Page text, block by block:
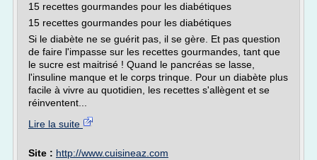
15 recettes gourmandes pour les diabétiques
15 recettes gourmandes pour les diabétiques
Si le diabète ne se guérit pas, il se gère. Et pas question
de faire l'impasse sur les recettes gourmandes, tant que
le sucre est maitrisé ! Quand le pancréas se lasse,
l'insuline manque et le corps trinque. Pour un diabète plus
facile à vivre au quotidien, les recettes s'allègent et se
réinventent...
Lire la suite
Site : http://www.cuisineaz.com